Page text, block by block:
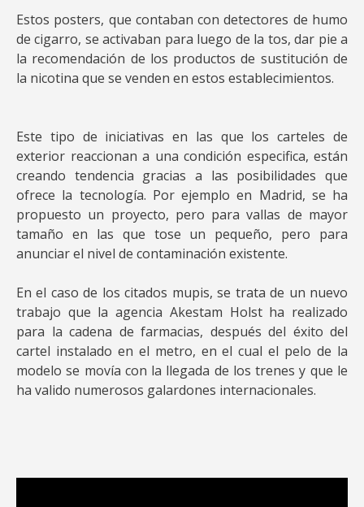
Estos posters, que contaban con detectores de humo
de cigarro, se activaban para luego de la tos, dar pie a
la recomendación de los productos de sustitución de
la nicotina que se venden en estos establecimientos.
Este tipo de iniciativas en las que los carteles de
exterior reaccionan a una condición especifica, están
creando tendencia gracias a las posibilidades que
ofrece la tecnología. Por ejemplo en Madrid, se ha
propuesto un proyecto, pero para vallas de mayor
tamaño en las que tose un pequeño, pero para
anunciar el nivel de contaminación existente.
En el caso de los citados mupis, se trata de un nuevo
trabajo que la agencia Akestam Holst ha realizado
para la cadena de farmacias, después del éxito del
cartel instalado en el metro, en el cual el pelo de la
modelo se movía con la llegada de los trenes y que le
ha valido numerosos galardones internacionales.